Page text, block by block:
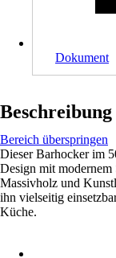
Dokument
Beschreibung
Bereich überspringen
Dieser Barhocker im
Design mit
Massivholz und
ihn vielseitig
Küche.